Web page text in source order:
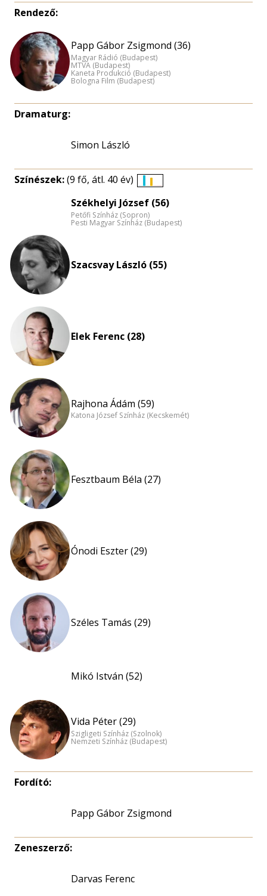
Rendező:
Papp Gábor Zsigmond (36)
Magyar Rádió (Budapest)
MTVA (Budapest)
Kaneta Produkció (Budapest)
Bologna Film (Budapest)
Dramaturg:
Simon László
Színészek:(9 fő, átl. 40 év)
eloszlás
nagyítása
Székhelyi József (56)
Petőfi Színház (Sopron)
Pesti Magyar Színház (Budapest)
Szacsvay László (55)
Elek Ferenc (28)
Rajhona Ádám (59)
Katona József Színház (Kecskemét)
Fesztbaum Béla (27)
Ónodi Eszter (29)
Széles Tamás (29)
Mikó István (52)
Vida Péter (29)
Szigligeti Színház (Szolnok)
Nemzeti Színház (Budapest)
Fordító:
Papp Gábor Zsigmond
Zeneszerző:
Darvas Ferenc